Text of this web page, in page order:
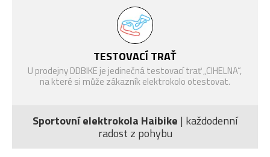
TESTOVACÍ TRAŤ
U prodejny DDBIKE je jedinečná testovací trať „CIHELNA“,
na které si může zákazník elektrokolo otestovat.
Sportovní elektrokola Haibike | každodenní
radost z pohybu
Shimano M6100
FSA Bosch
Shimano XT BR-M8220
BRZDA
Shimano XT BR-M8220, 203
BRZDA
(ZADNÍ)
Shimano XT BR-M8220, 203
mm, 4-pístová kotoučová brzda
F: Maxxis 29 x 2.5 Assegai / R: